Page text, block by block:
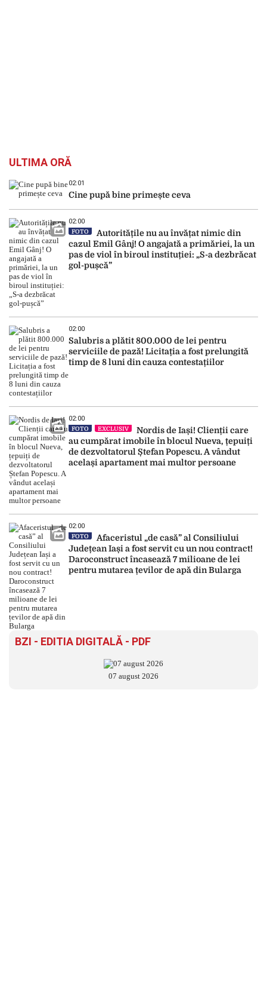
ULTIMA ORĂ
02:01
Cine pupă bine primește ceva
02:00
FOTO
Autoritățile nu au învățat nimic din
cazul Emil Gânj! O angajată a primăriei, la un
pas de viol în biroul instituției: „S-a dezbrăcat
gol-pușcă”
02:00
Salubris a plătit 800.000 de lei pentru
serviciile de pază! Licitația a fost prelungită
timp de 8 luni din cauza contestațiilor
02:00
FOTO EXCLUSIV
Nordis de Iași! Clienții care
au cumpărat imobile în blocul Nueva, țepuiți
de dezvoltatorul Ștefan Popescu. A vândut
același apartament mai multor persoane
02:00
FOTO
Afaceristul „de casă” al Consiliului
Județean Iași a fost servit cu un nou contract!
Daroconstruct încasează 7 milioane de lei
pentru mutarea țevilor de apă din Bularga
BZI - EDITIA DIGITALĂ - PDF
07 august 2026